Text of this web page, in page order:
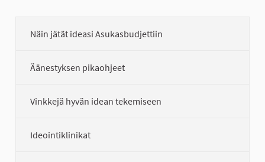
Näin jätät ideasi Asukasbudjettiin
Äänestyksen pikaohjeet
Vinkkejä hyvän idean tekemiseen
Ideointiklinikat